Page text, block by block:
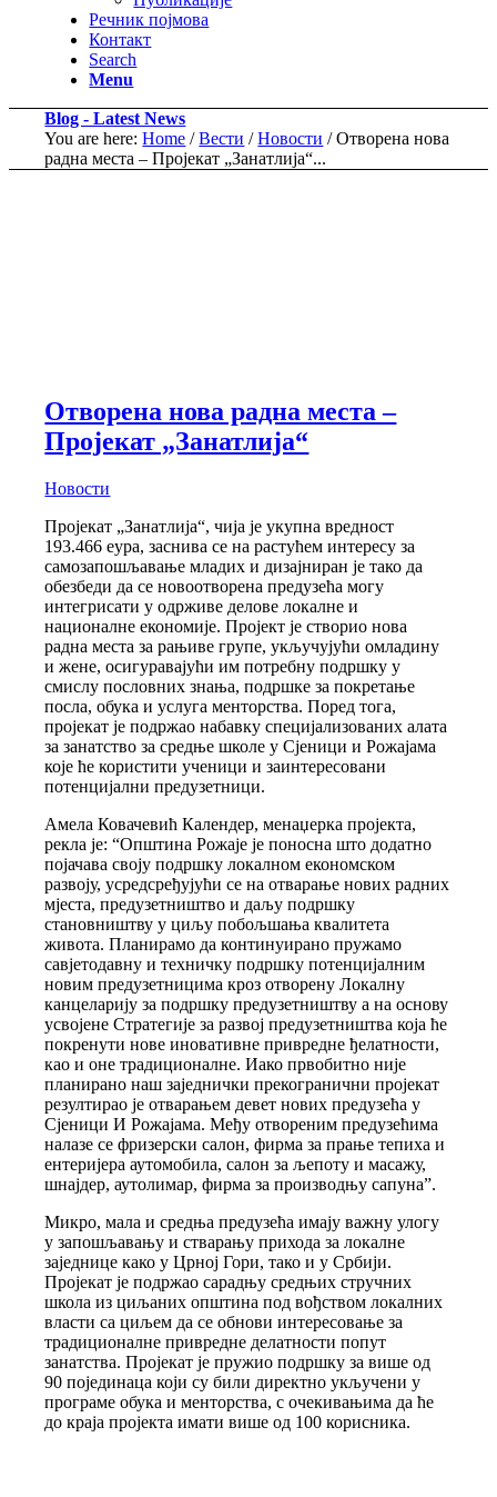
Речник појмова
Контакт
Search
Menu
Blog - Latest News
You are here: Home / Вести / Новости / Отворена нова
радна места – Пројекат „Занатлија“...
Отворена нова радна места –
Пројекат „Занатлија“
Новости
Пројекат „Занатлија“, чија је укупна вредност
193.466 еура, заснива се на растућем интересу за
самозапошљавање младих и дизајниран је тако да
обезбеди да се новоотворена предузећа могу
интегрисати у одрживе делове локалне и
националне економије. Пројект је створио нова
радна места за рањиве групе, укључујући омладину
и жене, осигуравајући им потребну подршку у
смислу пословних знања, подршке за покретање
посла, обука и услуга менторства. Поред тога,
пројекат је подржао набавку специјализованих алата
за занатство за средње школе у Сјеници и Рожајама
које ће користити ученици и заинтересовани
потенцијални предузетници.
Амела Ковачевић Календер, менаџерка пројекта,
рекла је: “Општина Рожаје је поносна што додатно
појачава своју подршку локалном економском
развоју, усредсређујући се на отварање нових радних
мјеста, предузетништво и даљу подршку
становништву у циљу побољшања квалитета
живота. Планирамо да континуирано пружамо
савјетодавну и техничку подршку потенцијалним
новим предузетницима кроз отворену Локалну
канцеларију за подршку предузетништву а на основу
усвојене Стратегије за развој предузетништва која ће
покренути нове иновативне привредне ђелатности,
као и оне традиционалне. Иако првобитно није
планирано наш заједнички прекогранични пројекат
резултирао је отварањем девет нових предузећа у
Сјеници И Рожајама. Међу отвореним предузећима
налазе се фризерски салон, фирма за прање тепиха и
ентеријера аутомобила, салон за љепоту и масажу,
шнајдер, аутолимар, фирма за производњу сапуна”.
Микро, мала и средња предузећа имају важну улогу
у запошљавању и стварању прихода за локалне
заједнице како у Црној Гори, тако и у Србији.
Пројекат је подржао сарадњу средњих стручних
школа из циљаних општина под вођством локалних
власти са циљем да се обнови интересовање за
традиционалне привредне делатности попут
занатства. Пројекат је пружио подршку за више од
90 појединаца који су били директно укључени у
програме обука и менторства, с очекивањима да ће
до краја пројекта имати више од 100 корисника.